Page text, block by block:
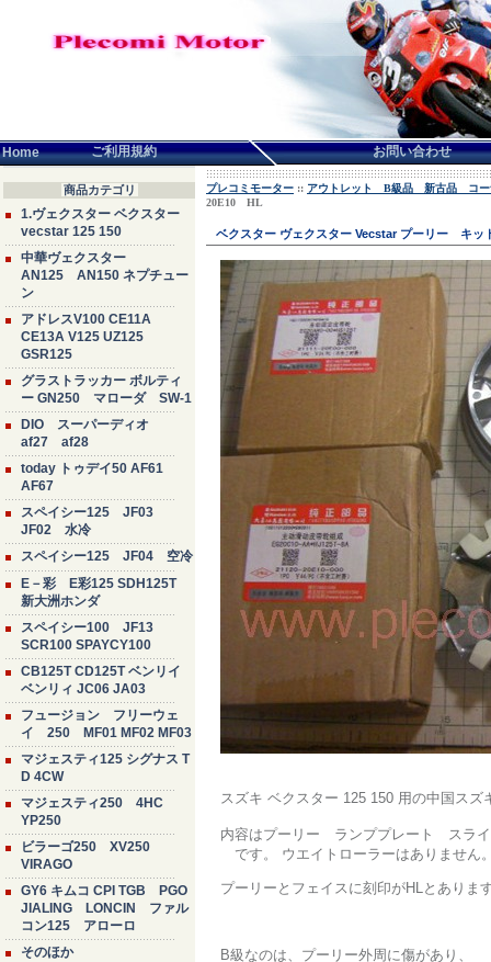
Home ご利用規約 お問い合わせ
商品カテゴリ
1.ヴェクスター ベクスター
vecstar 125 150
中華ヴェクスター
AN125 AN150 ネプチュー
ン
アドレスV100 CE11A
CE13A V125 UZ125
GSR125
グラストラッカー ボルティ
ー GN250 マローダ SW-1
DIO スーパーディオ
af27 af28
today トゥデイ50 AF61
AF67
スペイシー125 JF03
JF02 水冷
スペイシー125 JF04 空冷
E－彩 E彩125 SDH125T
新大洲ホンダ
スペイシー100 JF13
SCR100 SPAYCY100
CB125T CD125T ベンリイ
ベンリィ JC06 JA03
フュージョン フリーウェ
イ 250 MF01 MF02 MF03
マジェスティ125 シグナス T
D 4CW
マジェスティ250 4HC
YP250
ビラーゴ250 XV250
VIRAGO
GY6 キムコ CPI TGB PGO
JIALING LONCIN ファル
コン125 アローロ
そのほか
プレコミモーター :: アウトレット B級品 新古品 コー
20E10 HL
ベクスター ヴェクスター Vecstar プーリー
スズキ ベクスター 125 150 用の中国スズ
内容はプーリー ランププレート スラ
です。 ウエイトローラーはありません
プーリーとフェイスに刻印がHLとありま
B級なのは、プーリー外周に傷があり、